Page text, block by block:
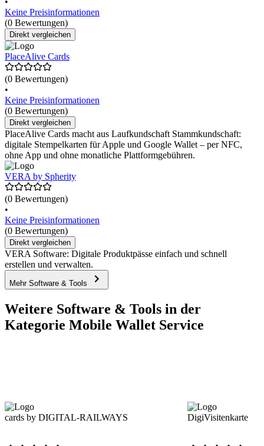
Keine Preisinformationen
(0 Bewertungen)
Direkt vergleichen
PlaceAlive Cards
(0 Bewertungen)
•
Keine Preisinformationen
(0 Bewertungen)
Direkt vergleichen
PlaceAlive Cards macht aus Laufkundschaft Stammkundschaft:
digitale Stempelkarten für Apple und Google Wallet – per NFC,
ohne App und ohne monatliche Plattformgebühren.
VERA by Spherity
(0 Bewertungen)
•
Keine Preisinformationen
(0 Bewertungen)
Direkt vergleichen
VERA Software: Digitale Produktpässe einfach und schnell
erstellen und verwalten.
Mehr Software & Tools
Weitere Software & Tools in der
Kategorie Mobile Wallet Service
cards by DIGITAL-RAILWAYS DigiVisitenkarte